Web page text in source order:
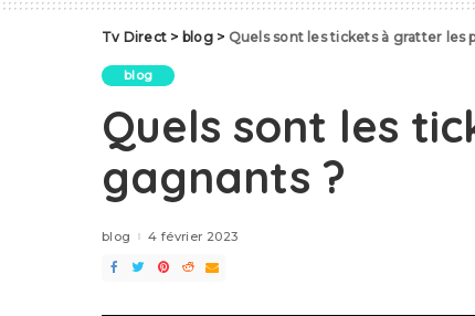
Tv Direct > blog> Quels sont les tickets à gratter les
blog
Quels sont les
gagnants ?
blog 4 février 2023